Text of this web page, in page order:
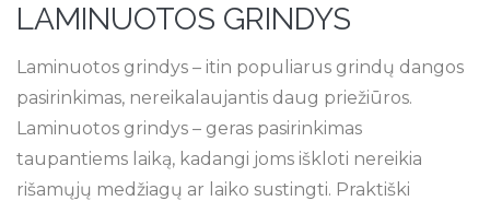
LAMINUOTOS GRINDYS
Laminuotos grindys – itin populiarus grindų dangos
pasirinkimas, nereikalaujantis daug priežiūros.
Laminuotos grindys – geras pasirinkimas
taupantiems laiką, kadangi joms iškloti nereikia
rišamųjų medžiagų ar laiko sustingti. Praktiški